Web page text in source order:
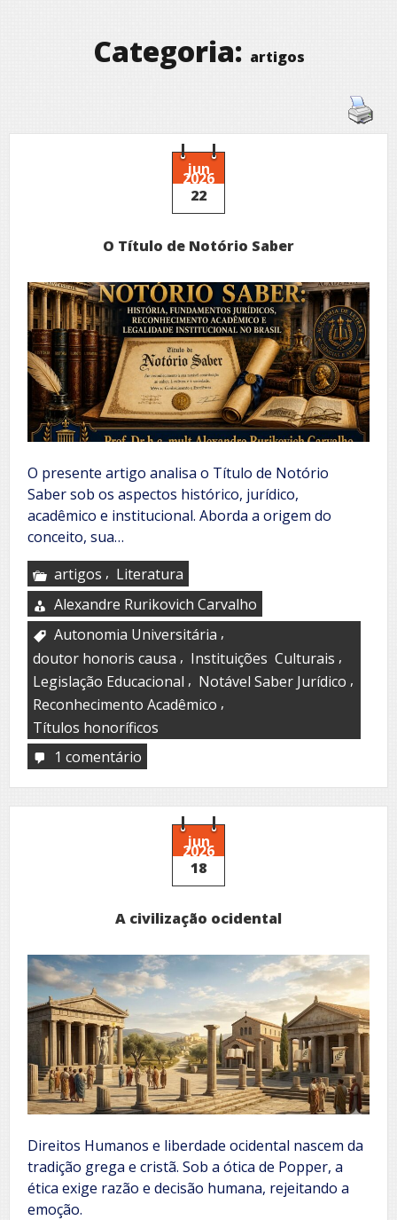
Categoria: artigos
jun
2026
22
O Título de Notório Saber
O presente artigo analisa o Título de Notório
Saber sob os aspectos histórico, jurídico,
acadêmico e institucional. Aborda a origem do
conceito, sua…
artigos , Literatura
Alexandre Rurikovich Carvalho
Autonomia Universitária ,
doutor honoris causa , Instituições Culturais ,
Legislação Educacional , Notável Saber Jurídico ,
Reconhecimento Acadêmico ,
Títulos honoríficos
1 comentário
Título
de
Notório
jun
2026
18
A civilização ocidental
Direitos Humanos e liberdade ocidental nascem da
tradição grega e cristã. Sob a ótica de Popper, a
ética exige razão e decisão humana, rejeitando a
emoção.